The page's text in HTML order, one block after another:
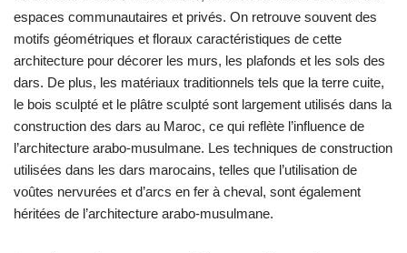
espaces communautaires et privés. On retrouve souvent des
motifs géométriques et floraux caractéristiques de cette
architecture pour décorer les murs, les plafonds et les sols des
dars. De plus, les matériaux traditionnels tels que la terre cuite,
le bois sculpté et le plâtre sculpté sont largement utilisés dans la
construction des dars au Maroc, ce qui reflète l’influence de
l’architecture arabo-musulmane. Les techniques de construction
utilisées dans les dars marocains, telles que l’utilisation de
voûtes nervurées et d’arcs en fer à cheval, sont également
héritées de l’architecture arabo-musulmane.